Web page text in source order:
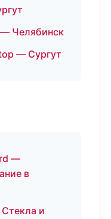
— Челябинск
— Сургут
—
в
и